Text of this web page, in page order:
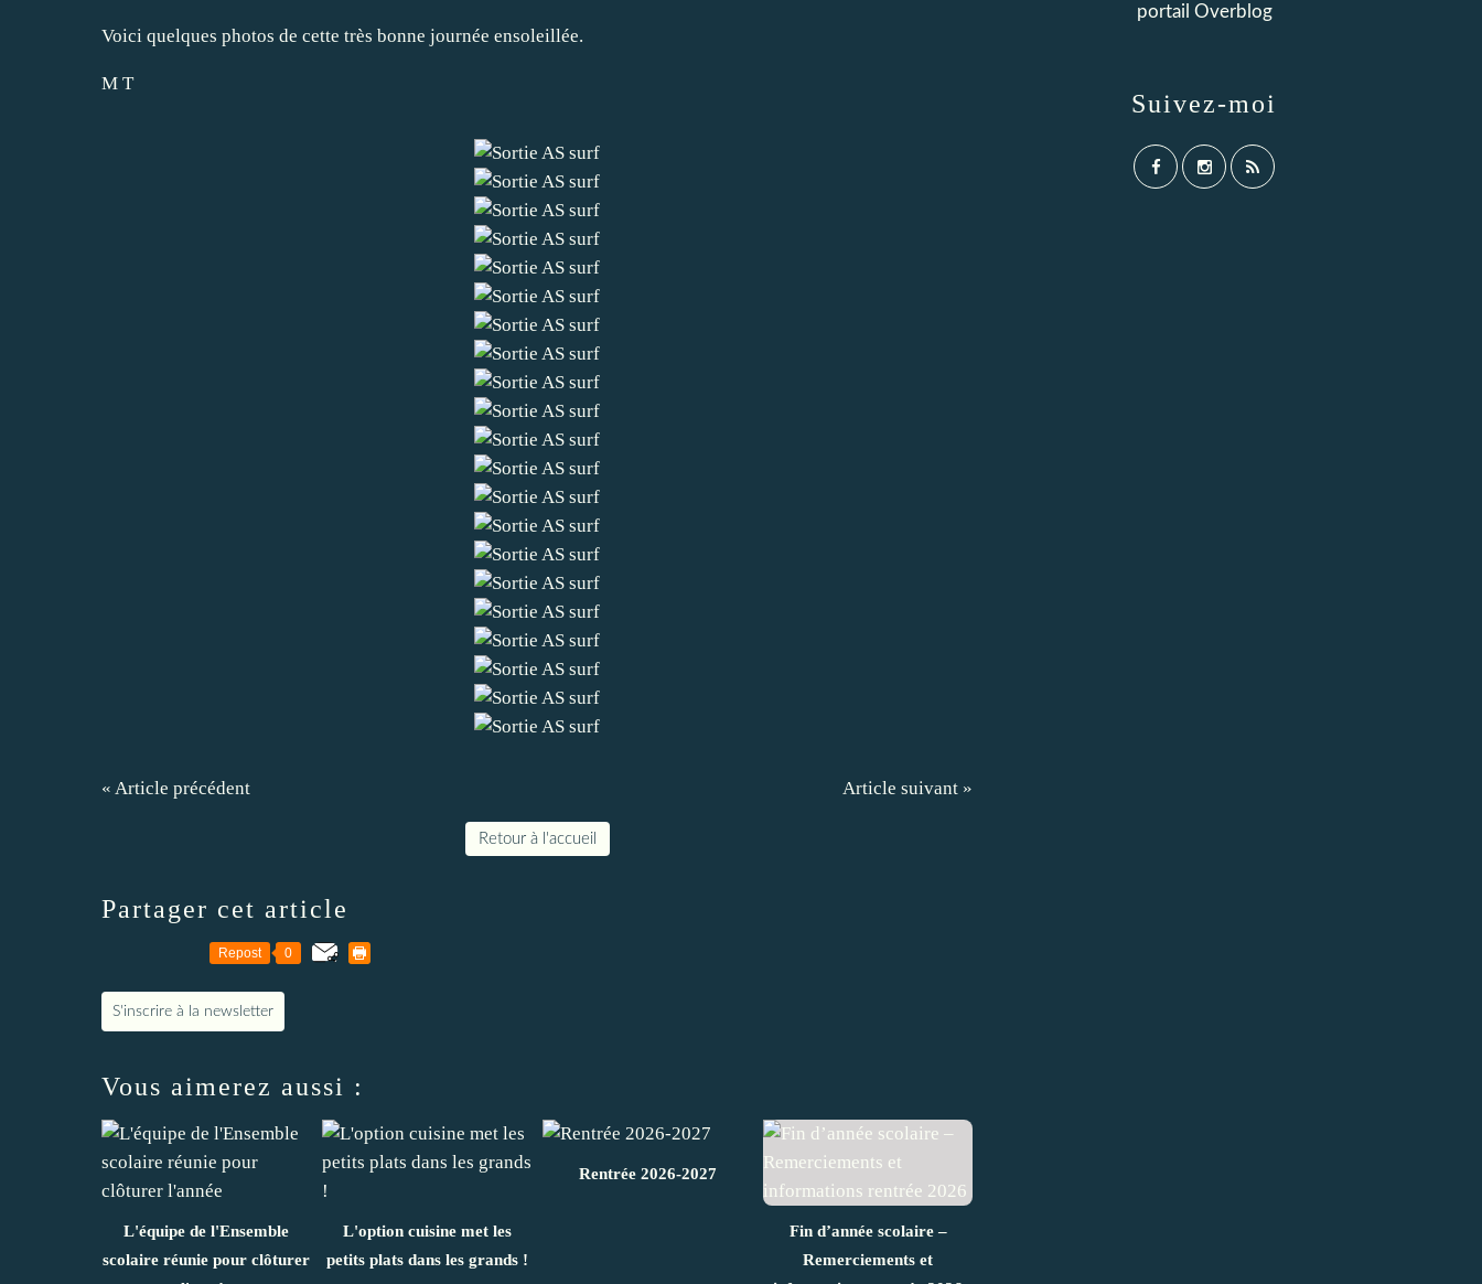
Voici quelques photos de cette très bonne journée ensoleillée.
M T
« Article précédent Article suivant »
Retour à l'accueil
Partager cet article
Repost 0
S'inscrire à la newsletter
Vous aimerez aussi :
L'équipe de l'Ensemble
scolaire réunie pour clôturer
L'option cuisine met les
petits plats dans les grands !
Rentrée 2026-2027
Fin d’année scolaire –
Remerciements et
portail Overblog
Suivez-moi